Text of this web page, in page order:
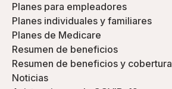
Planes para empleadores
Planes individuales y familiares
Planes de Medicare
Resumen de beneficios
Resumen de beneficios y cobertura
Noticias